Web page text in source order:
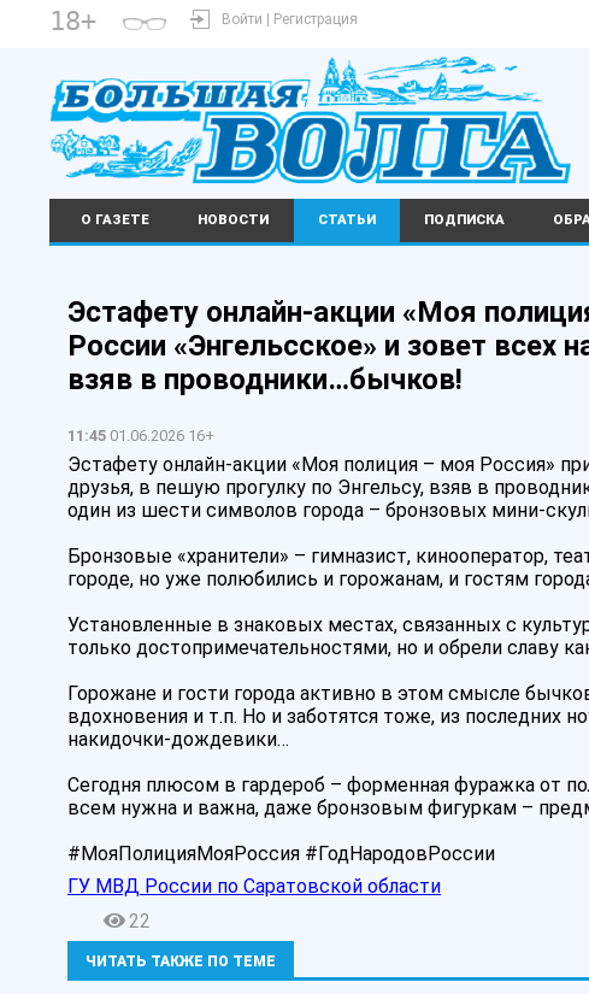
18+ Войти | Регистрация
О ГАЗЕТЕ НОВОСТИ СТАТЬИ ПОДПИСКА
Эстафету онлайн-акции «Моя
России «Энгельсское» и зовет всех
взяв в проводники…бычков!
11:45 01.06.2026 16+
Эстафету онлайн-акции «Моя полиция – моя Россия»
друзья, в пешую прогулку по Энгельсу, взяв в
один из шести символов города – бронзовых мини-
Бронзовые «хранители» – гимназист, кинооператор,
городе, но уже полюбились и горожанам, и гостям
Установленные в знаковых местах, связанных с
только достопримечательностями, но и обрели славу
Горожане и гости города активно в этом смысле
вдохновения и т.п. Но и заботятся тоже, из последних
накидочки-дождевики…
Сегодня плюсом в гардероб – форменная фуражка от
всем нужна и важна, даже бронзовым фигуркам –
#МояПолицияМояРоссия #ГодНародовРоссии
ГУ МВД России по Саратовской области
22
ЧИТАТЬ ТАКЖЕ ПО ТЕМЕ